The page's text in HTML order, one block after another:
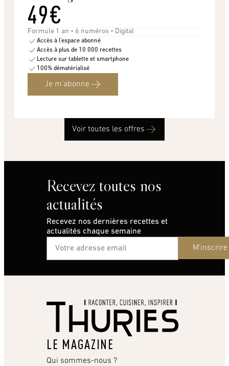
49€
Formule 1 an • 6 numéros • Digital
Accès à l'espace abonné
Accès à plus de 10 000 recettes
Lecture sur tablette et smartphone
100% dématérialisé
Je m'abonne
Voir toutes les offres
Recevez toutes nos
actualités
Recevez nos dernières recettes et
actualités chaque semaine
M'inscrire
LE MAGAZINE
Qui sommes-nous ?